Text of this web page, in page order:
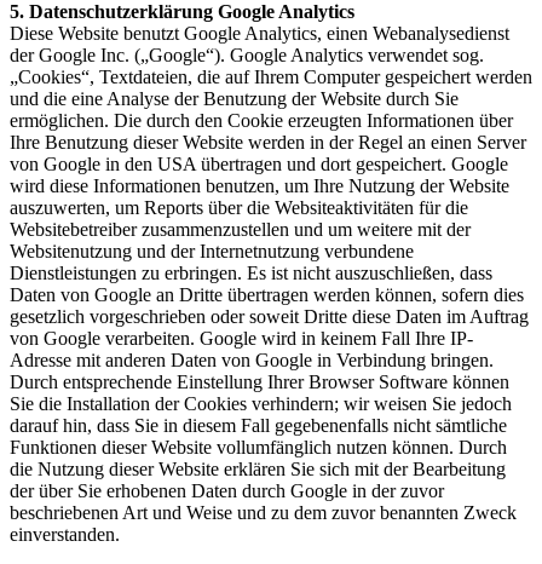
5. Datenschutzerklärung Google Analytics
Diese Website benutzt Google Analytics, einen Webanalysedienst
der Google Inc. („Google“). Google Analytics verwendet sog.
„Cookies“, Textdateien, die auf Ihrem Computer gespeichert werden
und die eine Analyse der Benutzung der Website durch Sie
ermöglichen. Die durch den Cookie erzeugten Informationen über
Ihre Benutzung dieser Website werden in der Regel an einen Server
von Google in den USA übertragen und dort gespeichert. Google
wird diese Informationen benutzen, um Ihre Nutzung der Website
auszuwerten, um Reports über die Websiteaktivitäten für die
Websitebetreiber zusammenzustellen und um weitere mit der
Websitenutzung und der Internetnutzung verbundene
Dienstleistungen zu erbringen. Es ist nicht auszuschließen, dass
Daten von Google an Dritte übertragen werden können, sofern dies
gesetzlich vorgeschrieben oder soweit Dritte diese Daten im Auftrag
von Google verarbeiten. Google wird in keinem Fall Ihre IP-
Adresse mit anderen Daten von Google in Verbindung bringen.
Durch entsprechende Einstellung Ihrer Browser Software können
Sie die Installation der Cookies verhindern; wir weisen Sie jedoch
darauf hin, dass Sie in diesem Fall gegebenenfalls nicht sämtliche
Funktionen dieser Website vollumfänglich nutzen können. Durch
die Nutzung dieser Website erklären Sie sich mit der Bearbeitung
der über Sie erhobenen Daten durch Google in der zuvor
beschriebenen Art und Weise und zu dem zuvor benannten Zweck
einverstanden.